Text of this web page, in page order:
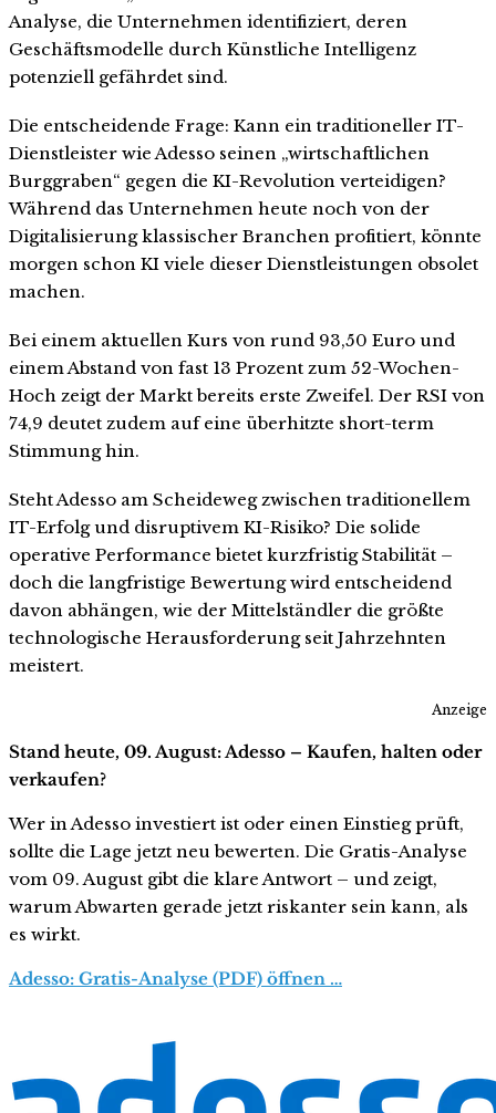
Analyse, die Unternehmen identifiziert, deren
Geschäftsmodelle durch Künstliche Intelligenz
potenziell gefährdet sind.
Die entscheidende Frage: Kann ein traditioneller IT-
Dienstleister wie Adesso seinen „wirtschaftlichen
Burggraben“ gegen die KI-Revolution verteidigen?
Während das Unternehmen heute noch von der
Digitalisierung klassischer Branchen profitiert, könnte
morgen schon KI viele dieser Dienstleistungen obsolet
machen.
Bei einem aktuellen Kurs von rund 93,50 Euro und
einem Abstand von fast 13 Prozent zum 52-Wochen-
Hoch zeigt der Markt bereits erste Zweifel. Der RSI von
74,9 deutet zudem auf eine überhitzte short-term
Stimmung hin.
Steht Adesso am Scheideweg zwischen traditionellem
IT-Erfolg und disruptivem KI-Risiko? Die solide
operative Performance bietet kurzfristig Stabilität –
doch die langfristige Bewertung wird entscheidend
davon abhängen, wie der Mittelständler die größte
technologische Herausforderung seit Jahrzehnten
meistert.
Anzeige
Stand heute, 09. August: Adesso – Kaufen, halten oder
verkaufen?
Wer in Adesso investiert ist oder einen Einstieg prüft,
sollte die Lage jetzt neu bewerten. Die Gratis-Analyse
vom 09. August gibt die klare Antwort – und zeigt,
warum Abwarten gerade jetzt riskanter sein kann, als
es wirkt.
Adesso: Gratis-Analyse (PDF) öffnen …